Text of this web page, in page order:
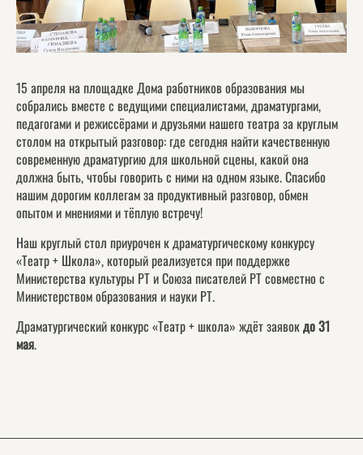
15 апреля на площадке Дома работников образования мы
собрались вместе с ведущими специалистами, драматургами,
педагогами и режиссёрами и друзьями нашего театра за круглым
столом на открытый разговор: где сегодня найти качественную
современную драматургию для школьной сцены, какой она
должна быть, чтобы говорить с ними на одном языке. Спасибо
нашим дорогим коллегам за продуктивный разговор, обмен
опытом и мнениями и тёплую встречу!
Наш круглый стол приурочен к драматургическому конкурсу
«Театр + Школа», который реализуется при поддержке
Министерства культуры РТ и Союза писателей РТ совместно с
Министерством образования и науки РТ.
Драматургический конкурс «Театр + школа» ждёт заявокдо 31
мая.